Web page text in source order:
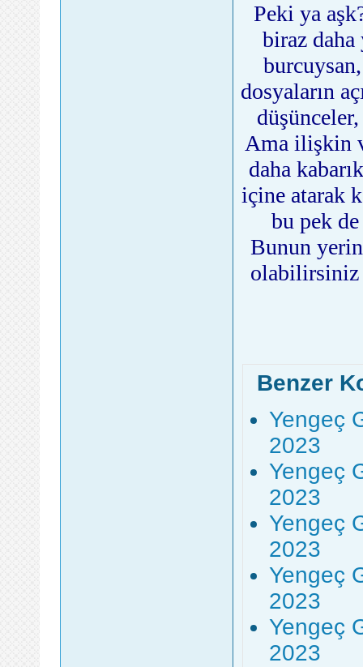
Peki ya
biraz
dosyaların
Ama ilişkin
daha
içine atarak
bu pek
Bunun
olabilirsiniz
Benzer
Yengeç
2023
Yengeç
2023
Yengeç
2023
Yengeç
2023
Yengeç
2023